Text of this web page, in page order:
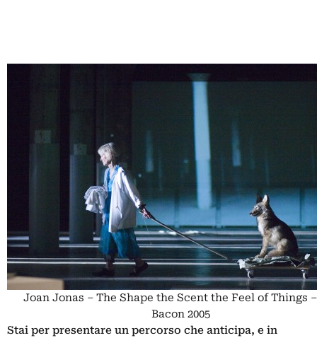
Joan Jonas – The Shape the Scent the Feel of Things
Bacon 2005
Stai per presentare un percorso che anticipa, e in